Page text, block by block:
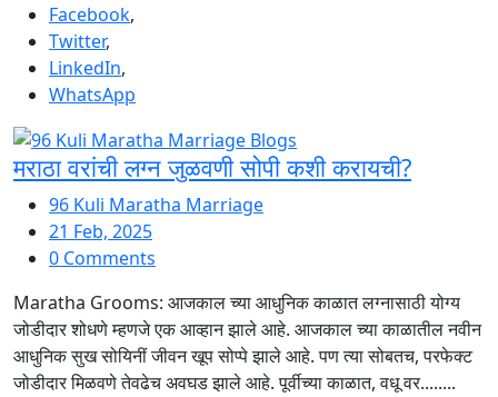
Facebook,
Twitter,
LinkedIn,
WhatsApp
मराठा वरांची लग्न जुळवणी सोपी कशी करायची?
96 Kuli Maratha Marriage
21 Feb, 2025
0 Comments
Maratha Grooms: आजकाल च्या आधुनिक काळात लग्नासाठी योग्य
जोडीदार शोधणे म्हणजे एक आव्हान झाले आहे. आजकाल च्या काळातील नवीन
आधुनिक सुख सोयिनीं जीवन खूप सोप्पे झाले आहे. पण त्या सोबतच, परफेक्ट
जोडीदार मिळवणे तेवढेच अवघड झाले आहे. पूर्वीच्या काळात, वधू वर........